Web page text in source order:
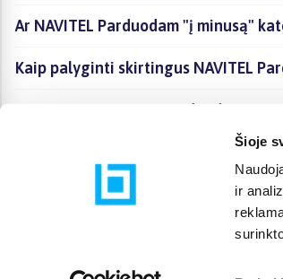
Šioje
ir
Ar NAVITEL Parduodam "į minusą"
Kaip palyginti skirtingus NAVITEL
Kaip įsigyti NAVITEL Parduodam "į